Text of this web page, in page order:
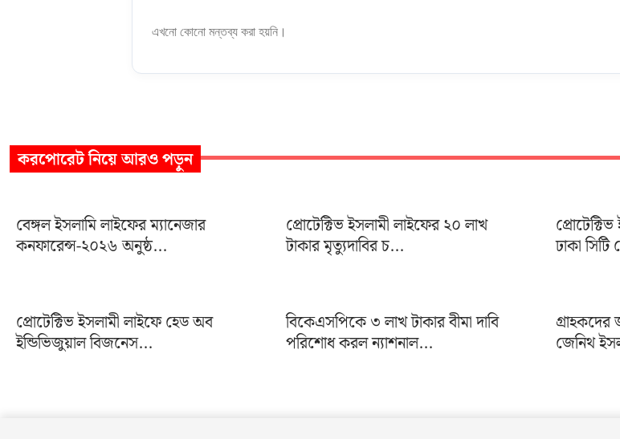
এখনো কোনো মন্তব্য করা হয়নি।
করপোরেটনিয়ে আরও পড়ুন
বেঙ্গল ইসলামি লাইফের ম্যানেজার
কনফারেন্স-২০২৬ অনুষ্ঠ...
প্রোটেক্টিভ ইসলামী লাইফের ২০ লাখ
টাকার মৃত্যুদাবির চ...
ঢাকা সিটি
প্রোটেক্টিভ ইসলামী লাইফে হেড অব
ইন্ডিভিজুয়াল বিজনেস...
বিকেএসপিকে ৩ লাখ টাকার বীমা দাবি
পরিশোধ করল ন্যাশনাল...
জেনিথ